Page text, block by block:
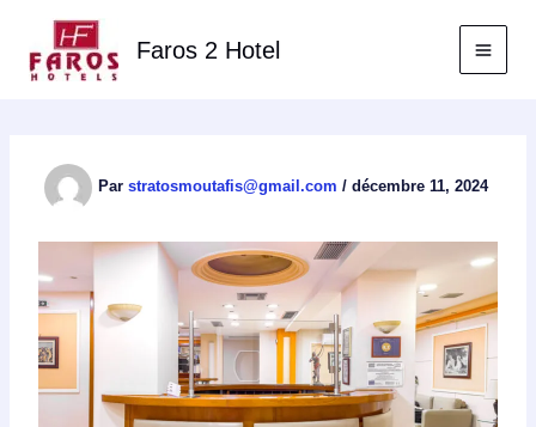
contenu
Faros 2 Hotel
Parstratosmoutafis@gmail.com/décembre 11, 2024